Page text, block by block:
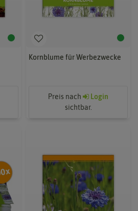
Kornblume für Werbezwecke
Preis nach
Login
sichtbar.